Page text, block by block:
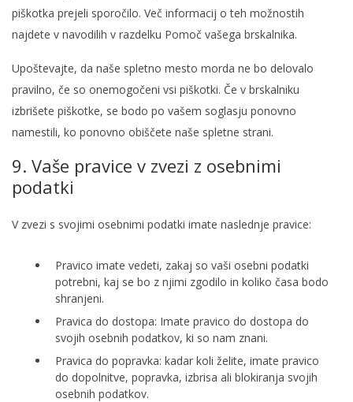
piškotka prejeli sporočilo. Več informacij o teh možnostih
najdete v navodilih v razdelku Pomoč vašega brskalnika.
Upoštevajte, da naše spletno mesto morda ne bo delovalo
pravilno, če so onemogočeni vsi piškotki. Če v brskalniku
izbrišete piškotke, se bodo po vašem soglasju ponovno
namestili, ko ponovno obiščete naše spletne strani.
9. Vaše pravice v zvezi z osebnimi
podatki
V zvezi s svojimi osebnimi podatki imate naslednje pravice:
Pravico imate vedeti, zakaj so vaši osebni podatki
potrebni, kaj se bo z njimi zgodilo in koliko časa bodo
shranjeni.
Pravica do dostopa: Imate pravico do dostopa do
svojih osebnih podatkov, ki so nam znani.
Pravica do popravka: kadar koli želite, imate pravico
do dopolnitve, popravka, izbrisa ali blokiranja svojih
osebnih podatkov.